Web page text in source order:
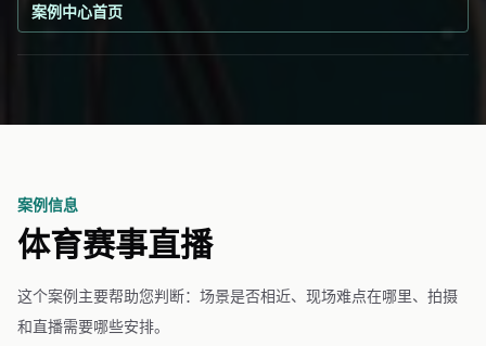
案例中心首页
案例信息
体育赛事直播
这个案例主要帮助您判断：场景是否相近、现场难点在哪里、拍摄
和直播需要哪些安排。